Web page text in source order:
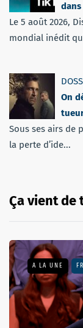
Le 5 août 2026,
mondial inédit
On
Sous ses airs de
la perte d’ide...
Ça vient de
A LA UNE